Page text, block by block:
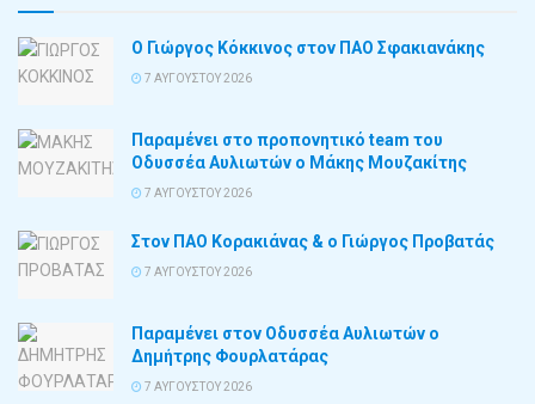
Ο Γιώργος Κόκκινος στον ΠΑΟ Σφακιανάκης
7 ΑΥΓΟΎΣΤΟΥ 2026
Παραμένει στο προπονητικό team του
Οδυσσέα Αυλιωτών ο Μάκης Μουζακίτης
7 ΑΥΓΟΎΣΤΟΥ 2026
Στον ΠΑΟ Κορακιάνας & ο Γιώργος Προβατάς
7 ΑΥΓΟΎΣΤΟΥ 2026
Παραμένει στον Οδυσσέα Αυλιωτών ο
Δημήτρης Φουρλατάρας
7 ΑΥΓΟΎΣΤΟΥ 2026